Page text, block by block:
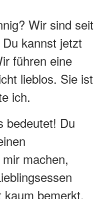
Wir sind seit
kannst jetzt
führen eine
lieblos. Sie ist
ich.
bedeutet! Du
machen,
bemerkt,